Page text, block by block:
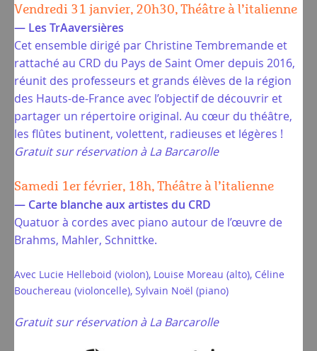
Vendredi 31 janvier, 20h30, Théâtre à l’italienne
— Les TrAaversières
Cet ensemble dirigé par Christine Tembremande et
rattaché au CRD du Pays de Saint Omer depuis 2016,
réunit des professeurs et grands élèves de la région
des Hauts-de-France avec l’objectif de découvrir et
partager un répertoire original. Au cœur du théâtre,
les flûtes butinent, volettent, radieuses et légères !
Gratuit sur réservation à La Barcarolle
Samedi 1er février, 18h, Théâtre à l’italienne
— Carte blanche aux artistes du CRD
Quatuor à cordes avec piano autour de l’œuvre de
Brahms, Mahler, Schnittke.
Avec Lucie Helleboid (violon), Louise Moreau (alto), Céline
Bouchereau (violoncelle), Sylvain Noël (piano)
Gratuit sur réservation à La Barcarolle